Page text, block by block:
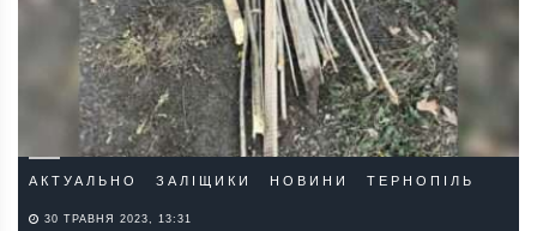
АКТУАЛЬНО ЗАЛІЩИКИ НОВИНИ ТЕРНОПІЛЬ
30 ТРАВНЯ 2023, 13:31